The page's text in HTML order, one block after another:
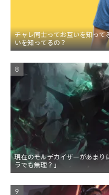
チャレ同士ってお互いを知って
いを知ってるの？
現在のモルデカイザーがあまり
ラでも無理？」